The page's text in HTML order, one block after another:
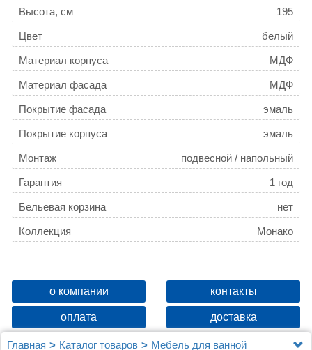
Высота, см 195
Цвет белый
Материал корпуса МДФ
Материал фасада МДФ
Покрытие фасада эмаль
Покрытие корпуса эмаль
Монтаж подвесной / напольный
Гарантия 1 год
Бельевая корзина нет
Коллекция Монако
о компании контакты
оплата доставка
Главная Каталог товаров Мебель для ванной